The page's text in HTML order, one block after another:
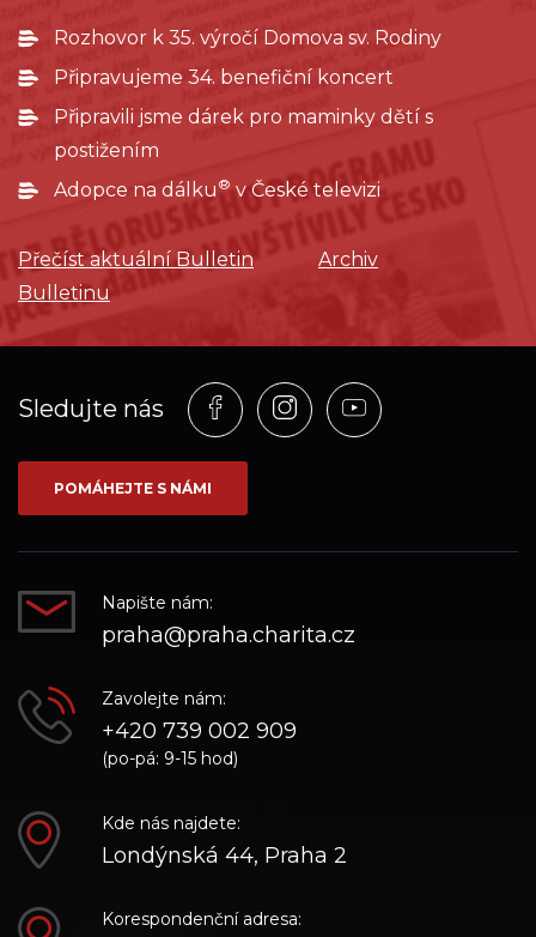
Rozhovor k 35. výročí Domova sv. Rodiny
Připravujeme 34. benefiční koncert
Připravili jsme dárek pro maminky dětí s
postižením
Adopce na dálku ®v České televizi
Přečíst aktuální Bulletin
Archiv
Bulletinu
Sledujte nás
Profil
na
síti_Facebook
Profil
na
Profil
na
POMÁHEJTE S NÁMI
Napište nám:
praha@praha.charita.cz
Zavolejte nám:
+420 739 002 909
(po-pá: 9-15 hod)
Kde nás najdete:
Londýnská 44, Praha 2
Korespondenční adresa: